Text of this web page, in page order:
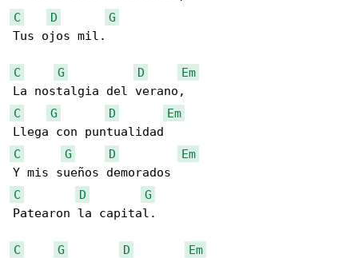
C
D
G
Tus ojos mil.
C G D
Em
C
G D
Em
C
G D
Em
C
D
G
Patearon la capital.
C G D
Em